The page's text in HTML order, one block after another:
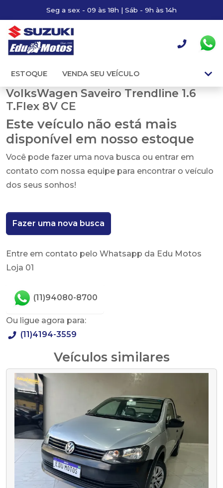
Seg a sex - 09 às 18h | Sáb - 9h às 14h
ESTOQUE VENDA SEU VEÍCULO
VolksWagen Saveiro Trendline 1.6
T.Flex 8V CE
Este veículo não está mais
disponível em nosso estoque
Você pode fazer uma nova busca ou entrar em
contato com nossa equipe para encontrar o veículo
dos seus sonhos!
Fazer uma nova busca
Entre em contato pelo Whatsapp da Edu Motos
Loja 01
(11)94080-8700
Ou ligue agora para:
(11)4194-3559
Veículos similares